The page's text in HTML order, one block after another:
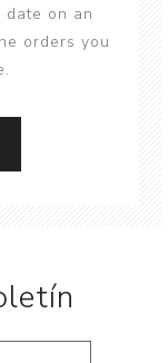
on an
orders you